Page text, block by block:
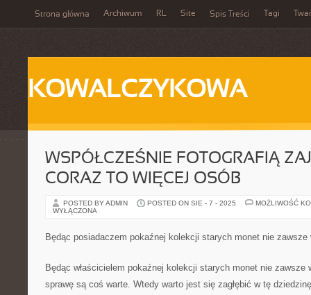
Strona główna Archiwum RL Site Spis Treści Tagi
KOWALCZYKOWA
WSPÓŁCZEŚNIE FOTOGRAFIĄ
CORAZ TO WIĘCEJ OSÓB
POSTED BY ADMIN POSTED ON SIE - 7 - 2025
MOŻLIWOŚĆ
WYŁĄCZONA
Będąc posiadaczem pokaźnej kolekcji starych monet nie zawsze
Będąc właścicielem pokaźnej kolekcji starych monet nie zawsze
sprawę są coś warte. Wtedy warto jest się zagłębić w tę